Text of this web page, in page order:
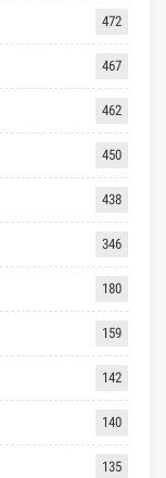
472
467
462
450
438
346
180
159
142
140
135